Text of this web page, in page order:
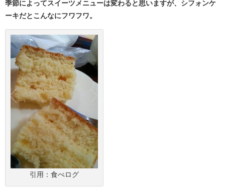
季節によってスイーツメニューは変わると思いますが、シフォンケ
ーキだとこんなにフワフワ。
引用：食べログ